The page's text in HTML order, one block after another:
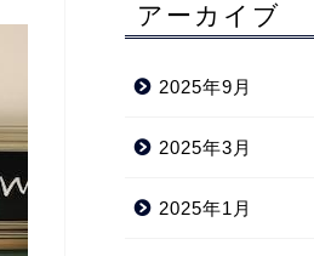
アーカイブ
2025年9月
2025年3月
2025年1月